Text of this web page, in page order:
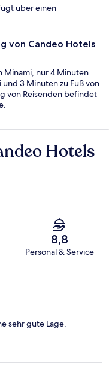
über einen
von Candeo Hotels
Minami, nur 4 Minuten
3 Minuten zu Fuß von
von Reisenden befindet
Hotels
8,8
Personal & Service
sehr gute Lage.